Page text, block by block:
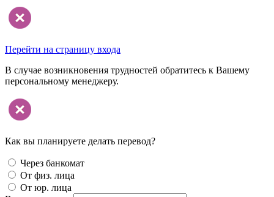
Перейти на страницу входа
В случае возникновения трудностей обратитесь к Вашему
персональному менеджеру.
Как вы планируете делать перевод?
Через банкомат
От физ. лица
От юр. лица